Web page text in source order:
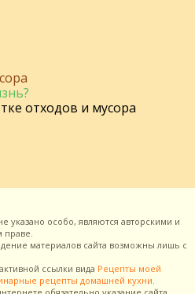
отходов и мусора
указано особо, являются авторскими и
материалов сайта возможны лишь с
ссылки вида Рецепты моей
рецепты домашней кухни